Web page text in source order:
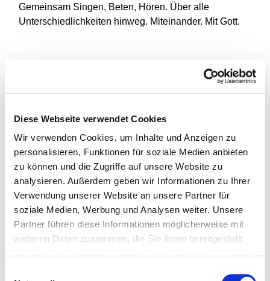
Diese Webseite verwendet Cookies
Wir verwenden Cookies, um Inhalte und Anzeigen zu
personalisieren, Funktionen für soziale Medien anbieten
zu können und die Zugriffe auf unsere Website zu
analysieren. Außerdem geben wir Informationen zu Ihrer
Verwendung unserer Website an unsere Partner für
soziale Medien, Werbung und Analysen weiter. Unsere
Partner führen diese Informationen möglicherweise mit
weiteren Daten zusammen, die Sie ihnen bereitgestellt
Gemeinsam Singen, Beten, Hören. Über alle
Unterschiedlichkeiten hinweg. Miteinander. Mit Gott.